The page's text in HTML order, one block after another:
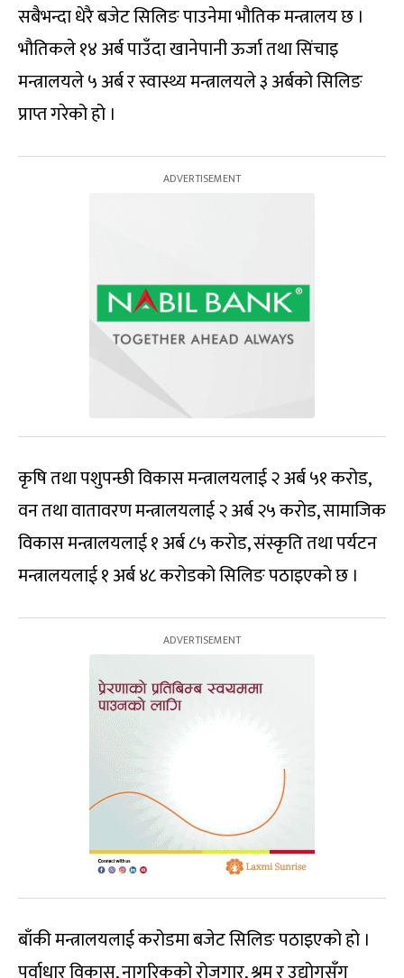
सबैभन्दा धेरै बजेट सिलिङ पाउनेमा भौतिक मन्त्रालय छ ।
भौतिकले १४ अर्ब पाउँदा खानेपानी ऊर्जा तथा सिंचाइ
मन्त्रालयले ५ अर्ब र स्वास्थ्य मन्त्रालयले ३ अर्बको सिलिङ
प्राप्त गरेको हो ।
कृषि तथा पशुपन्छी विकास मन्त्रालयलाई २ अर्ब ५१ करोड,
वन तथा वातावरण मन्त्रालयलाई २ अर्ब २५ करोड, सामाजिक
विकास मन्त्रालयलाई १ अर्ब ८५ करोड, संस्कृति तथा पर्यटन
मन्त्रालयलाई १ अर्ब ४८ करोडको सिलिङ पठाइएको छ ।
बाँकी मन्त्रालयलाई करोडमा बजेट सिलिङ पठाइएको हो ।